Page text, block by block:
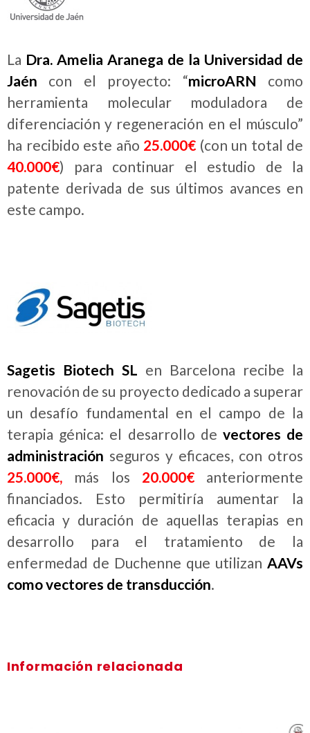
La Dra. Amelia Aranega de la Universidad de
Jaén con el proyecto: “microARN como
herramienta molecular moduladora de
diferenciación y regeneración en el músculo”
ha recibido este año 25.000€ (con un total de
40.000€) para continuar el estudio de la
patente derivada de sus últimos avances en
este campo.
Sagetis Biotech SL en Barcelona recibe la
renovación de su proyecto dedicado a superar
un desafío fundamental en el campo de la
terapia génica: el desarrollo de vectores de
administración seguros y eficaces, con otros
25.000€, más los 20.000€anteriormente
financiados. Esto permitiría aumentar la
eficacia y duración de aquellas terapias en
desarrollo para el tratamiento de la
enfermedad de Duchenne que utilizan AAVs
como vectores de transducción.
Información relacionada